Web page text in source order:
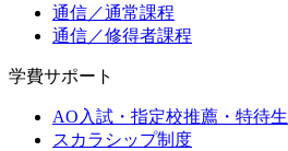
通信／通常課程
通信／修得者課程
学費サポート
AO入試・指定校推薦・特待生
スカラシップ制度